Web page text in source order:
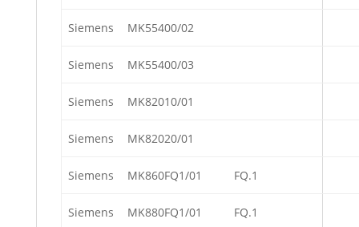
Siemens MK55400/02
Siemens MK55400/03
Siemens MK82010/01
Siemens MK82020/01
Siemens MK860FQ1/01 FQ.1
Siemens MK880FQ1/01 FQ.1